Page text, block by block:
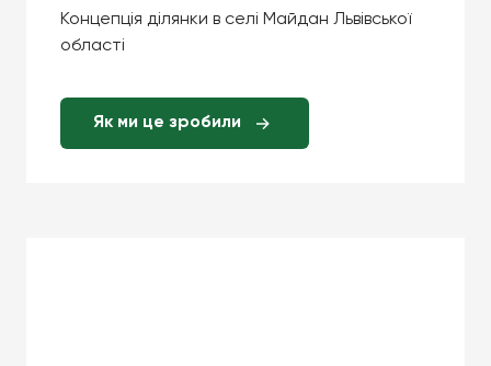
Концепція ділянки в селі Майдан Львівської
області
Як ми це зробили